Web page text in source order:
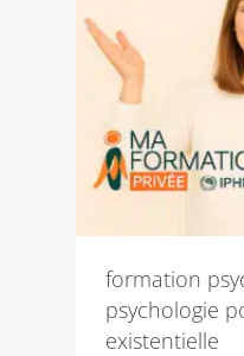
formation
psychologie
existentielle